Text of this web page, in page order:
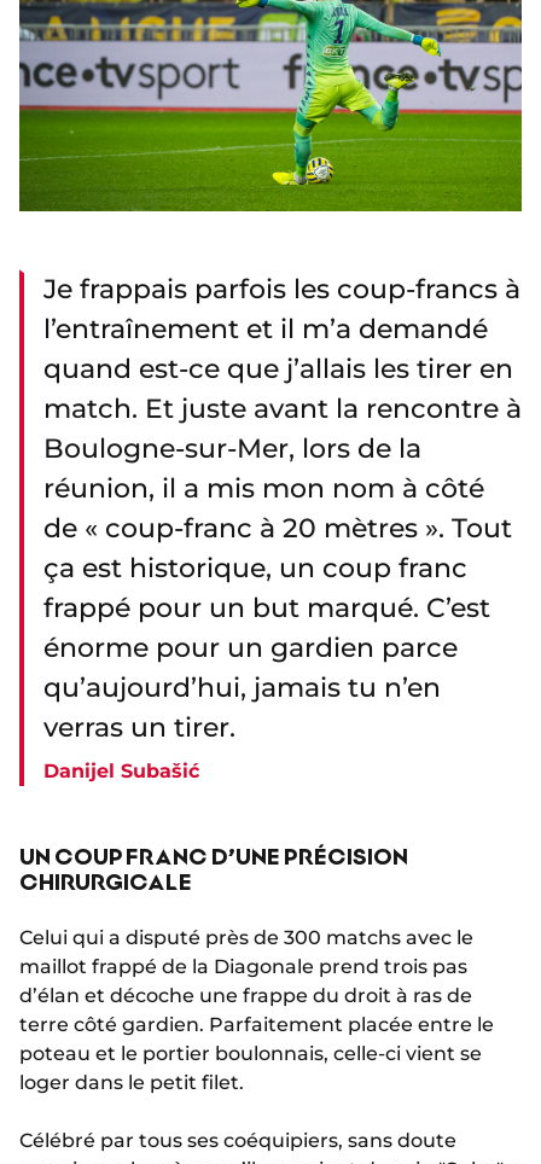
Je frappais parfois les coup-francs à
l’entraînement et il m’a demandé
quand est-ce que j’allais les tirer en
match. Et juste avant la rencontre à
Boulogne-sur-Mer, lors de la
réunion, il a mis mon nom à côté
de « coup-franc à 20 mètres ». Tout
ça est historique, un coup franc
frappé pour un but marqué. C’est
énorme pour un gardien parce
qu’aujourd’hui, jamais tu n’en
verras un tirer.
Danijel Subašić
UN COUP FRANC D’UNE PRÉCISION
CHIRURGICALE
Celui qui a disputé près de 300 matchs avec le
maillot frappé de la Diagonale prend trois pas
d’élan et décoche une frappe du droit à ras de
terre côté gardien. Parfaitement placée entre le
poteau et le portier boulonnais, celle-ci vient se
loger dans le petit filet.
Célébré par tous ses coéquipiers, sans doute